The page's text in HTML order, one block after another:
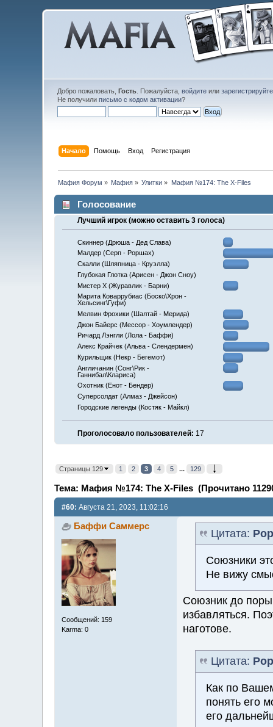
Добро пожаловать, Гость. Пожалуйста, войдитеили
Не получили письмо с кодом активации?
Начало Помощь Вход Регистрация
Мафия Форум » Мафия » Улитки » Мафия №174: The X-Files
Голосование
Лучший игрок (можно оставить 3 голоса)
Скиннер (Дрюша - Дед Слава)
Малдер (Серп - Роршах)
Скалли (Шляпница - Круэлла)
Глубокая Глотка (Арисен - Джон Сноу)
Мистер Х (Журавлик - Барни)
Марита Коваррубиас (Боско\Хрон -
Хельсинг\Гуфи)
Мелвин Фрохики (Шалтай - Мерида)
Джон Байерс (Мессор - Хоумлендер)
Ричард Лэнгли (Лола - Баффи)
Алекс Крайчек (Альва - Слендермен)
Курильщик (Некр - Бегемот)
Англичанин (Сонг\Рик -
Ганнибал\Клариса)
Охотник (Енот - Бендер)
Суперсолдат (Алмаз - Джейсон)
Городские легенды (Костяк - Майкл)
Проголосовало пользователей: 17
Страницы 129 1 2 3 4 5 ... 129
Тема: Мафия №174: The X-Files (Прочитано
#60: Августа 21, 2023, 11:02:16
Баффи Саммерс
Сообщений: 159
Karma: 0
Цитата:
Союзники
Не вижу
Союзник до поры
избавляться.
наготове.
Цитата:
Как по
понять его
его